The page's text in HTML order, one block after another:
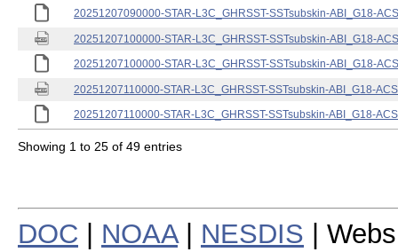
20251207090000-STAR-L3C_GHRSST-SSTsubskin-ABI_G18-
20251207100000-STAR-L3C_GHRSST-SSTsubskin-ABI_G18-
20251207100000-STAR-L3C_GHRSST-SSTsubskin-ABI_G18-
20251207110000-STAR-L3C_GHRSST-SSTsubskin-ABI_G18-
20251207110000-STAR-L3C_GHRSST-SSTsubskin-ABI_G18-
Showing 1 to 25 of 49 entries
DOC NOAA| NESDIS |